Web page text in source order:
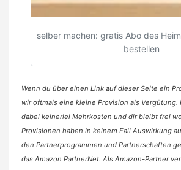
selber machen: gratis Abo des
bestellen
Wenn du über einen Link auf dieser Seite ein
wir oftmals eine kleine Provision als Vergütung.
dabei keinerlei Mehrkosten und dir bleibt frei
Provisionen haben in keinem Fall Auswirkung
den Partnerprogrammen und Partnerschaften
das Amazon PartnerNet. Als Amazon-Partner